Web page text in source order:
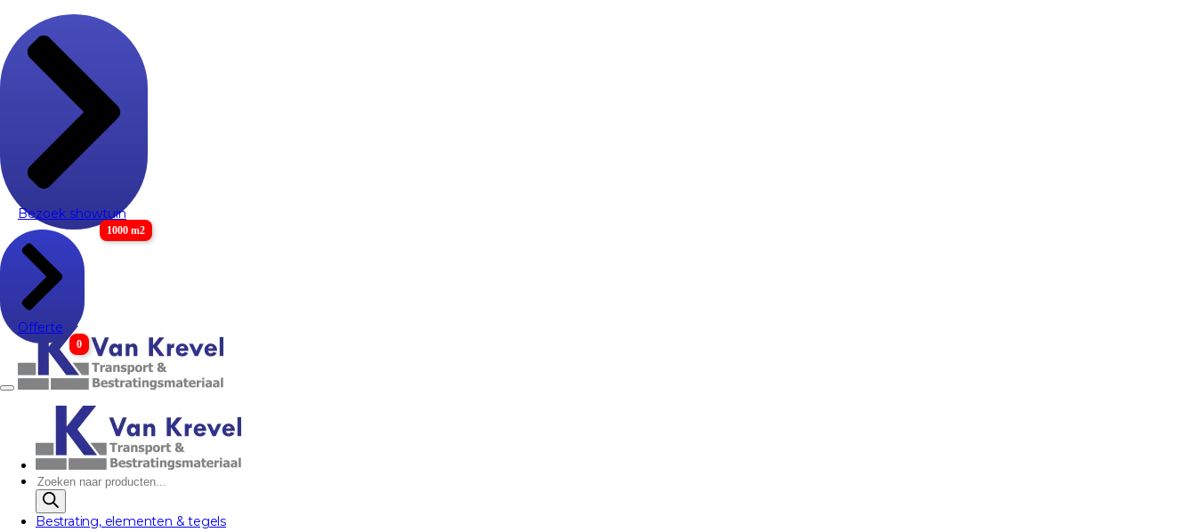
Bezoek showtuin
1000 m2
Offerte
0
Producten
zoeken
Bestrating, elementen & tegels